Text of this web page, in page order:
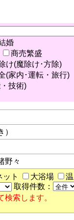
婚
商売繁盛
け(魔除け･方除)
(家内･運転・旅行)
技術)
野々
ット 大浴場
取得件数：
索します。